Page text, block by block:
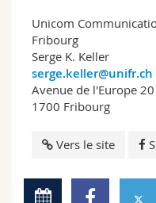
Unicom
Fribourg
Serge K. Keller
serge.keller@unifr.ch
Avenue de l'Europe 20
1700 Fribourg
Vers le site